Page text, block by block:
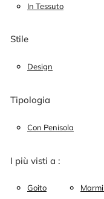
In Tessuto
Stile
Design
Tipologia
Con Penisola
I più visti a :
Goito